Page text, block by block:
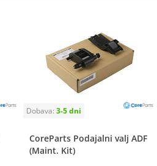
CoreParts Podajalni valj ADF
(Maint. Kit)